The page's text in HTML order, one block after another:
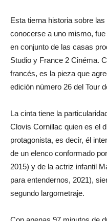
Esta tierna historia sobre
conocerse a uno mismo,
en conjunto de las casas
Studio y France 2 Cinéma.
francés, es la pieza que
edición número 26 del Tour
La cinta tiene la
Clovis Cornillac quien es el
protagonista, es decir, él
de un elenco conformado
2015) y de la actriz infantil
para entendernos, 2021),
segundo largometraje.